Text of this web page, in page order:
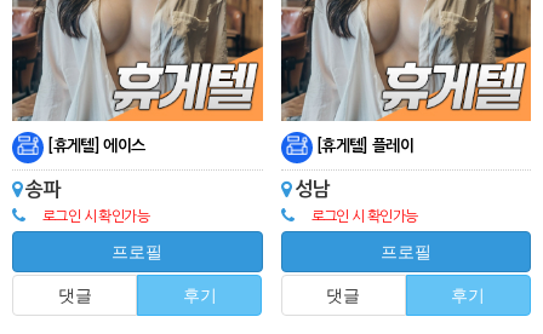
[휴게텔] 에이스
송파
로그인 시 확인가능
프로필
댓글 후기
[휴게텔] 플레이
성남
로그인 시 확인가능
프로필
댓글 후기